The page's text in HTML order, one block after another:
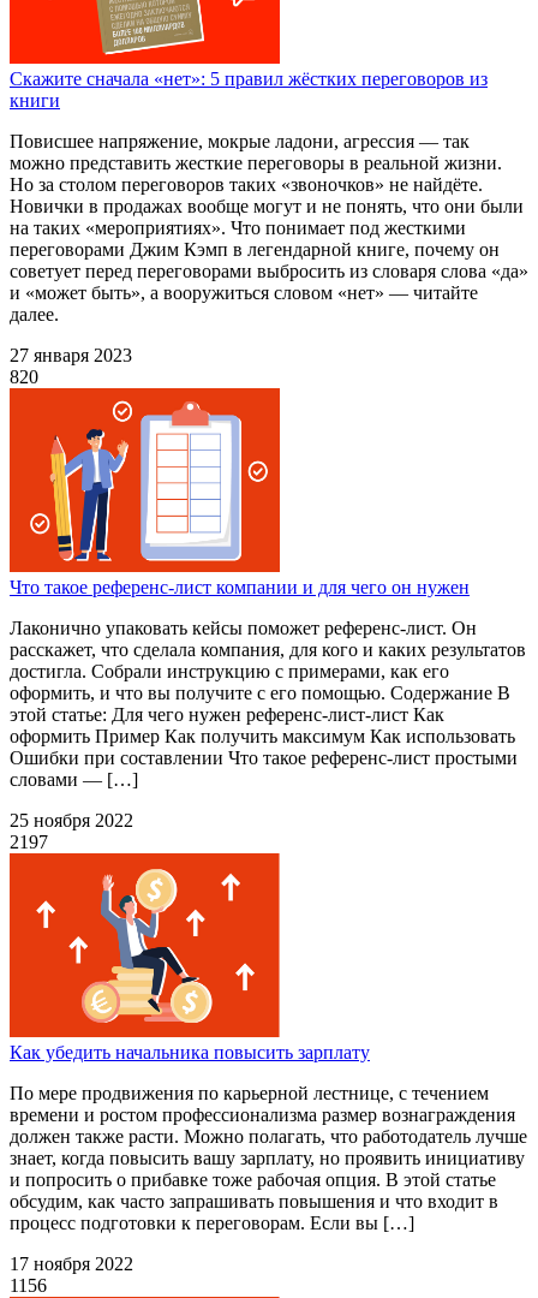
Скажите сначала «нет»: 5 правил жёстких переговоров из
книги
Повисшее напряжение, мокрые ладони, агрессия — так
можно представить жесткие переговоры в реальной жизни.
Но за столом переговоров таких «звоночков» не найдёте.
Новички в продажах вообще могут и не понять, что они были
на таких «мероприятиях». Что понимает под жесткими
переговорами Джим Кэмп в легендарной книге, почему он
советует перед переговорами выбросить из словаря слова «да»
и «может быть», а вооружиться словом «нет» — читайте
далее.
27 января 2023
820
Что такое референс-лист компании и для чего он нужен
Лаконично упаковать кейсы поможет референс-лист. Он
расскажет, что сделала компания, для кого и каких результатов
достигла. Собрали инструкцию с примерами, как его
оформить, и что вы получите с его помощью. Содержание В
этой статье: Для чего нужен референс-лист-лист Как
оформить Пример Как получить максимум Как использовать
Ошибки при составлении Что такое референс-лист простыми
словами — […]
25 ноября 2022
2197
Как убедить начальника повысить зарплату
По мере продвижения по карьерной лестнице, с течением
времени и ростом профессионализма размер вознаграждения
должен также расти. Можно полагать, что работодатель лучше
знает, когда повысить вашу зарплату, но проявить инициативу
и попросить о прибавке тоже рабочая опция. В этой статье
обсудим, как часто запрашивать повышения и что входит в
процесс подготовки к переговорам. Если вы […]
17 ноября 2022
1156